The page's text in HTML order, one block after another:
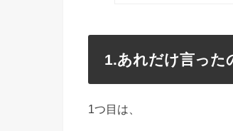
1.あれだけ言った
1つ目は、